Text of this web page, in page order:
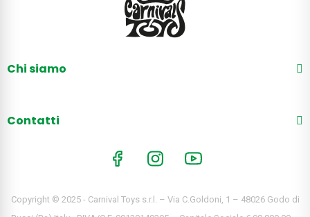
Chi siamo
Contatti
Copyright © 2025 - Carnival Toys s.r.l. – Via C.Goldoni, 1 – 48026 Godo di